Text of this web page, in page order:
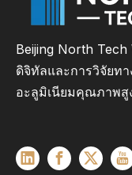
Beijing North
ดิจิทัลและการวิจัยท
อะลูมิเนียมคุณภาพสู